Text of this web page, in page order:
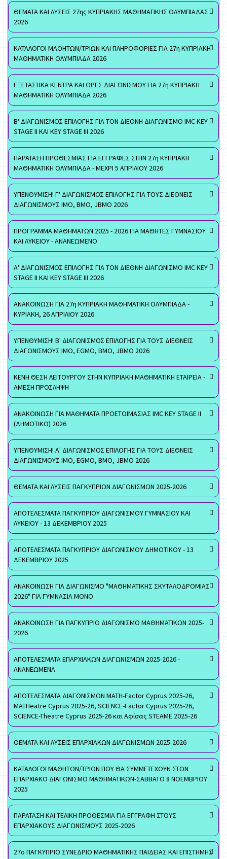
ΘΕΜΑΤΑ ΚΑΙ ΛΥΣΕΙΣ 27ης ΚΥΠΡΙΑΚΗΣ ΜΑΘΗΜΑΤΙΚΗΣ ΟΛΥΜΠΙΑΔΑΣ
2026
ΚΑΤΑΛΟΓΟΙ ΜΑΘΗΤΩΝ/ΤΡΙΩΝ ΚΑΙ ΠΛΗΡΟΦΟΡΙΕΣ ΓΙΑ 27η ΚΥΠΡΙΑΚΗ
ΜΑΘΗΜΑΤΙΚΗ ΟΛΥΜΠΙΑΔΑ 2026
ΕΞΕΤΑΣΤΙΚΑ ΚΕΝΤΡΑ ΚΑΙ ΩΡΕΣ ΔΙΑΓΩΝΙΣΜΟΥ ΓΙΑ 27η ΚΥΠΡΙΑΚΗ
ΜΑΘΗΜΑΤΙΚΗ ΟΛΥΜΠΙΑΔΑ 2026
Β' ΔΙΑΓΩΝΙΣΜΟΣ ΕΠΙΛΟΓΗΣ ΓΙΑ ΤΟΝ ΔΙΕΘΝΗ ΔΙΑΓΩΝΙΣΜΟ IMC KEY
STAGE II ΚΑΙ KEY STAGE III 2026
ΠΑΡΑΤΑΣΗ ΠΡΟΘΕΣΜΙΑΣ ΓΙΑ ΕΓΓΡΑΦΕΣ ΣΤΗΝ 27η ΚΥΠΡΙΑΚΗ
ΜΑΘΗΜΑΤΙΚΗ ΟΛΥΜΠΙΑΔΑ - ΜΕΧΡΙ 5 ΑΠΡΙΛΙΟΥ 2026
ΥΠΕΝΘΥΜΙΣΗ! Γ' ΔΙΑΓΩΝΙΣΜΟΣ ΕΠΙΛΟΓΗΣ ΓΙΑ ΤΟΥΣ ΔΙΕΘΝΕΙΣ
ΔΙΑΓΩΝΙΣΜΟΥΣ ΙΜΟ, ΒΜΟ, JBMO 2026
ΠΡΟΓΡΑΜΜΑ ΜΑΘΗΜΑΤΩΝ 2025 - 2026 ΓΙΑ ΜΑΘΗΤΕΣ ΓΥΜΝΑΣΙΟΥ
ΚΑΙ ΛΥΚΕΙΟΥ - ΑΝΑΝΕΩΜΕΝΟ
Α' ΔΙΑΓΩΝΙΣΜΟΣ ΕΠΙΛΟΓΗΣ ΓΙΑ ΤΟΝ ΔΙΕΘΝΗ ΔΙΑΓΩΝΙΣΜΟ IMC KEY
STAGE II ΚΑΙ KEY STAGE III 2026
ΑΝΑΚΟΙΝΩΣΗ ΓΙΑ 27η ΚΥΠΡΙΑΚΗ ΜΑΘΗΜΑΤΙΚΗ ΟΛΥΜΠΙΑΔΑ -
ΚΥΡΙΑΚΗ, 26 ΑΠΡΙΛΙΟΥ 2026
ΥΠΕΝΘΥΜΙΣΗ! Β' ΔΙΑΓΩΝΙΣΜΟΣ ΕΠΙΛΟΓΗΣ ΓΙΑ ΤΟΥΣ ΔΙΕΘΝΕΙΣ
ΔΙΑΓΩΝΙΣΜΟΥΣ ΙΜΟ, EGMO, ΒΜΟ, JBMO 2026
ΚΕΝΗ ΘΕΣΗ ΛΕΙΤΟΥΡΓΟΥ ΣΤΗΝ ΚΥΠΡΙΑΚΗ ΜΑΘΗΜΑΤΙΚΗ ΕΤΑΙΡΕΙΑ -
ΑΜΕΣΗ ΠΡΟΣΛΗΨΗ
ΑΝΑΚΟΙΝΩΣΗ ΓΙΑ ΜΑΘΗΜΑΤΑ ΠΡΟΕΤΟΙΜΑΣΙΑΣ IMC KEY STAGE II
(ΔΗΜΟΤΙΚΟ) 2026
ΥΠΕΝΘΥΜΙΣΗ! Α' ΔΙΑΓΩΝΙΣΜΟΣ ΕΠΙΛΟΓΗΣ ΓΙΑ ΤΟΥΣ ΔΙΕΘΝΕΙΣ
ΔΙΑΓΩΝΙΣΜΟΥΣ ΙΜΟ, EGMO, ΒΜΟ, JBMO 2026
ΘΕΜΑΤΑ ΚΑΙ ΛΥΣΕΙΣ ΠΑΓΚΥΠΡΙΩΝ ΔΙΑΓΩΝΙΣΜΩΝ 2025-2026
ΑΠΟΤΕΛΕΣΜΑΤΑ ΠΑΓΚΥΠΡΙΟΥ ΔΙΑΓΩΝΙΣΜΟΥ ΓΥΜΝΑΣΙΟΥ ΚΑΙ
ΛΥΚΕΙΟΥ - 13 ΔΕΚΕΜΒΡΙΟΥ 2025
ΑΠΟΤΕΛΕΣΜΑΤΑ ΠΑΓΚΥΠΡΙΟΥ ΔΙΑΓΩΝΙΣΜΟΥ ΔΗΜΟΤΙΚΟΥ - 13
ΔΕΚΕΜΒΡΙΟΥ 2025
ΑΝΑΚΟΙΝΩΣΗ ΓΙΑ ΔΙΑΓΩΝΙΣΜΟ "ΜΑΘΗΜΑΤΙΚΗΣ ΣΚΥΤΑΛΟΔΡΟΜΙΑΣ
2026" ΓΙΑ ΓΥΜΝΑΣΙΑ ΜΟΝΟ
ΑΝΑΚΟΙΝΩΣΗ ΓΙΑ ΠΑΓΚΥΠΡΙΟ ΔΙΑΓΩΝΙΣΜΟ ΜΑΘΗΜΑΤΙΚΩΝ 2025-
2026
ΑΠΟΤΕΛΕΣΜΑΤΑ ΕΠΑΡΧΙΑΚΩΝ ΔΙΑΓΩΝΙΣΜΩΝ 2025-2026 -
ΑΝΑΝΕΩΜΕΝΑ
ΑΠΟΤΕΛΕΣΜΑΤΑ ΔΙΑΓΩΝΙΣΜΩΝ MATH-Factor Cyprus 2025-26,
MATHeatre Cyprus 2025-26, SCIENCE-Factor Cyprus 2025-26,
SCIENCE-Theatre Cyprus 2025-26 και Αφίσας STEAME 2025-26
ΘΕΜΑΤΑ ΚΑΙ ΛΥΣΕΙΣ ΕΠΑΡΧΙΑΚΩΝ ΔΙΑΓΩΝΙΣΜΩΝ 2025-2026
ΚΑΤΑΛΟΓΟΙ ΜΑΘΗΤΩΝ/ΤΡΙΩΝ ΠΟΥ ΘΑ ΣΥΜΜΕΤΕΧΟΥΝ ΣΤΟΝ
ΕΠΑΡΧΙΑΚΟ ΔΙΑΓΩΝΙΣΜΟ ΜΑΘΗΜΑΤΙΚΩΝ-ΣΑΒΒΑΤΟ 8 ΝΟΕΜΒΡΙΟΥ
2025
ΠΑΡΑΤΑΣΗ ΚΑΙ ΤΕΛΙΚΗ ΠΡΟΘΕΣΜΙΑ ΓΙΑ ΕΓΓΡΑΦΗ ΣΤΟΥΣ
ΕΠΑΡΧΙΑΚΟΥΣ ΔΙΑΓΩΝΙΣΜΟΥΣ 2025-2026
27ο ΠΑΓΚΥΠΡΙΟ ΣΥΝΕΔΡΙΟ ΜΑΘΗΜΑΤΙΚΗΣ ΠΑΙΔΕΙΑΣ ΚΑΙ ΕΠΙΣΤΗΜΗΣ